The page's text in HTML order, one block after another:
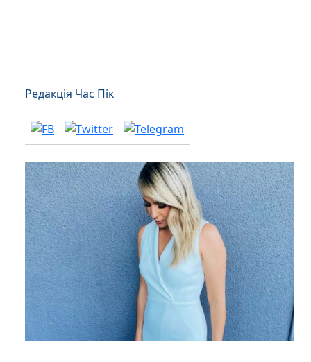
Редакція Час Пік